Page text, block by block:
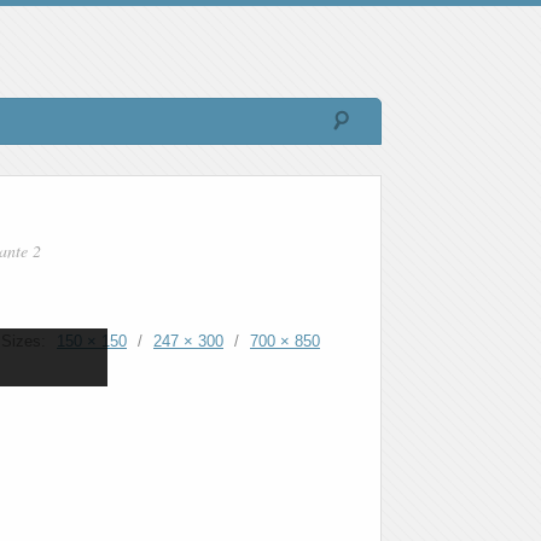
2
150 × 150 / 247 × 300 / 700 × 850